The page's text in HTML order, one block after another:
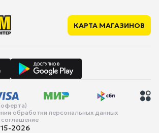
КАРТА МАГАЗИНОВ
обработки персональных данных
2026